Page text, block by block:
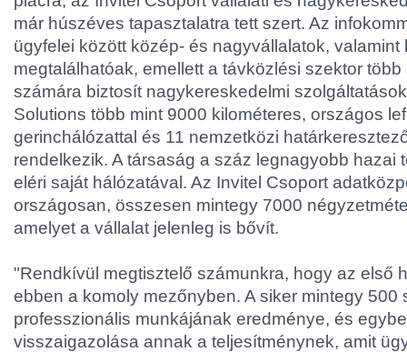
már húszéves tapasztalatra tett szert. Az
ügyfelei között közép- és nagyvállalatok,
megtalálhatóak, emellett a távközlési szektor
számára biztosít nagykereskedelmi
Solutions több mint 9000 kilométeres, országos
gerinchálózattal és 11 nemzetközi
rendelkezik. A társaság a száz legnagyobb hazai
eléri saját hálózatával. Az Invitel Csoport
országosan, összesen mintegy 7000
amelyet a vállalat jelenleg is bővít.
"Rendkívül megtisztelő számunkra, hogy az első
ebben a komoly mezőnyben. A siker mintegy 500
professzionális munkájának eredménye, és
visszaigazolása annak a teljesítménynek, amit